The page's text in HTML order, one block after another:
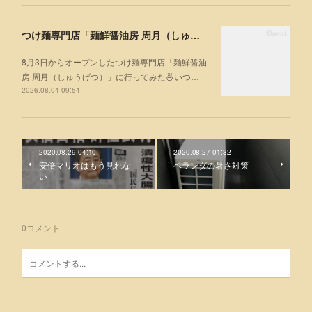
つけ麺専門店「麺鮮醤油房 周月（しゅうげつ）」⁡ に行ってみた🍜
8月3日からオープンしたつけ麺専門店「麺鮮醤油
房 周月（しゅうげつ）」⁡に行ってみた🍜いつ…
2026.08.04 09:54
2020.08.29 04:10
安倍マリオはもう見れな
い
2020.08.27 01:32
ベランダの暑さ対策
0コメント